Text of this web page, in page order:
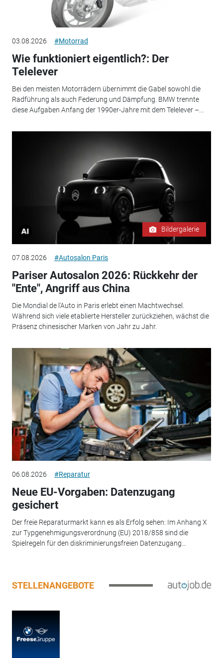
03.08.2026 #Motorrad
Wie funktioniert eigentlich?: Der
Telelever
Bei den meisten Motorrädern übernimmt die Gabel sowohl die
Radführung als auch Federung und Dämpfung. BMW trennte
diese Aufgaben Anfang der 1990er-Jahre mit dem Telelever –...
Bildergalerie
07.08.2026 #Autosalon Paris
Pariser Autosalon 2026: Rückkehr der
"Ente", Angriff aus China
Die Mondial de l'Auto in Paris erlebt einen Machtwechsel.
Während sich viele etablierte Hersteller zurückziehen, wächst die
Präsenz chinesischer Marken von Jahr zu Jahr.
06.08.2026 #Reparatur
Neue EU-Vorgaben: Datenzugang
gesichert
Der freie Reparaturmarkt kann es als Erfolg sehen: Im Anhang X
zur Typgenehmigungsverordnung (EU) 2018/858 sind die
Spielregeln für den diskriminierungsfreien Datenzugang...
STELLENANGEBOTE